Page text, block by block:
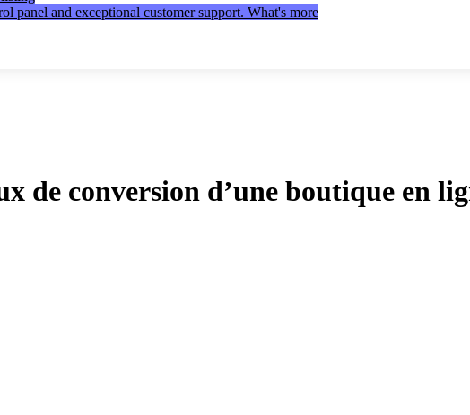
panel and exceptional customer support. What's more
de conversion d’une boutique en